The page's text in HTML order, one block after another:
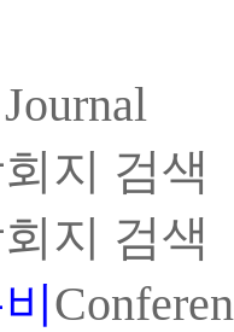
Journal
지 검색
지 검색